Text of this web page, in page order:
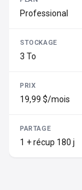
Professional
3 To
19,99 $/mois
1 + récup 180 j